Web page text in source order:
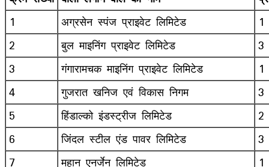
1
अग्रसेन स्पंज प्राइवेट लिमिटेड
1
2
बुल माइनिंग प्राइवेट लिमिटेड
3
3
गंगारामचक माइनिंग प्राइवेट लिमिटेड
1
4
गुजरात खनिज एवं विकास निगम
3
5
हिंडाल्को इंडस्ट्रीज लिमिटेड
2
6
जिंदल स्टील एंड पावर लिमिटेड
3
7
महान एनर्जेन लिमिटेड
1